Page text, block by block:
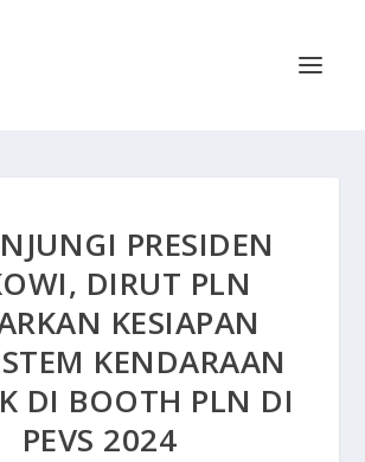
PRESIDEN
DIRUT PLN
KESIAPAN
KENDARAAN
DI BOOTH PLN DI
PEVS 2024